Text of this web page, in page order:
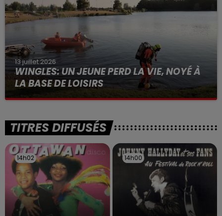
13 juillet 2026
WINGLES: UN JEUNE PERD LA VIE, NOYÉ À
LA BASE DE LOISIRS
La victime a coulé à pic
TITRES DIFFUSÉS
14h02
14h02 14h00
14h00